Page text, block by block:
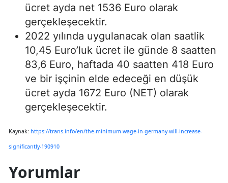
ücret ayda net 1536 Euro olarak
gerçekleşecektir.
2022 yılında uygulanacak olan saatlik
10,45 Euro’luk ücret ile günde 8 saatten
83,6 Euro, haftada 40 saatten 418 Euro
ve bir işçinin elde edeceği en düşük
ücret ayda 1672 Euro (NET) olarak
gerçekleşecektir.
Kaynak: https://trans.info/en/the-minimum-wage-in-germany-will-increase-
significantly-190910
Yorumlar